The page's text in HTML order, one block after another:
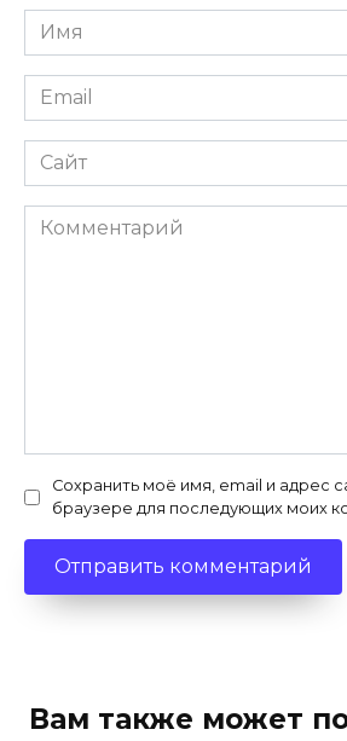
Имя
*
Email
*
Сайт
Комментарий
Сохранить моё имя, email и адрес
браузере для последующих моих
Вам также может